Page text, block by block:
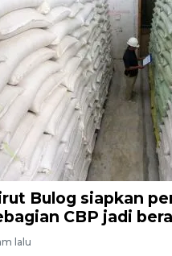
Bulog siapkan
CBP jadi
lalu